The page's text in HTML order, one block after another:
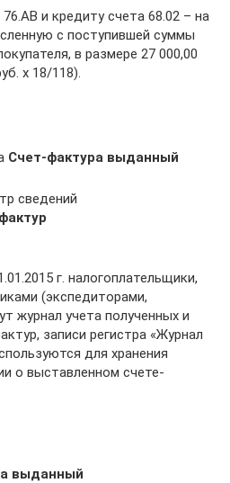
и кредиту счета 68.02 – на
с поступившей суммы
в размере 27 000,00
х 18/118).
Счет-фактура выданный
сведений
г. налогоплательщики,
(экспедиторами,
журнал учета полученных и
записи регистра «Журнал
для хранения
о выставленном счете-
выданный